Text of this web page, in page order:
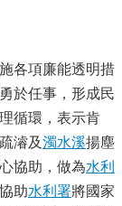
各項廉能透明措
於任事，形成民
循環，表示肯
濬及濁水溪揚塵
協助，做為水利
助水利署將國家